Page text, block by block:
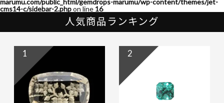
cms14-c/sidebar-2.phpon line 16
人気商品ランキング
1 2